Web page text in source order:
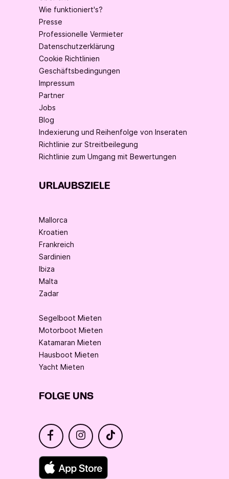
Wie funktioniert's?
Presse
Professionelle Vermieter
Datenschutzerklärung
Cookie Richtlinien
Geschäftsbedingungen
Impressum
Partner
Jobs
Blog
Indexierung und Reihenfolge von Inseraten
Richtlinie zur Streitbeilegung
Richtlinie zum Umgang mit Bewertungen
URLAUBSZIELE
Mallorca
Kroatien
Frankreich
Sardinien
Ibiza
Malta
Zadar
Segelboot Mieten
Motorboot Mieten
Katamaran Mieten
Hausboot Mieten
Yacht Mieten
FOLGE UNS